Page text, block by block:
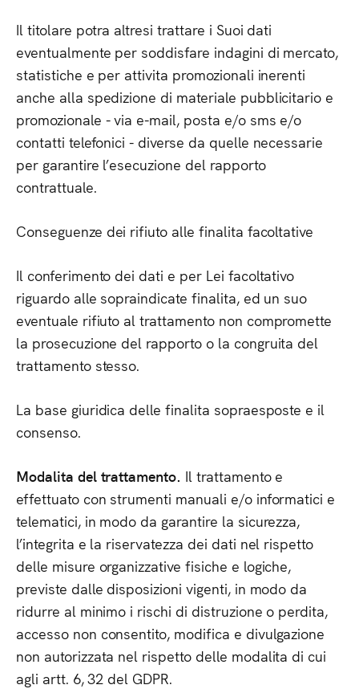
Il titolare potra altresi trattare i Suoi dati
eventualmente per soddisfare indagini di mercato,
statistiche e per attivita promozionali inerenti
anche alla spedizione di materiale pubblicitario e
promozionale - via e-mail, posta e/o sms e/o
contatti telefonici - diverse da quelle necessarie
per garantire l’esecuzione del rapporto
contrattuale.
Conseguenze dei rifiuto alle finalita facoltative
Il conferimento dei dati e per Lei facoltativo
riguardo alle sopraindicate finalita, ed un suo
eventuale rifiuto al trattamento non compromette
la prosecuzione del rapporto o la congruita del
trattamento stesso.
La base giuridica delle finalita sopraesposte e il
consenso.
Modalita del trattamento. Il trattamento e
effettuato con strumenti manuali e/o informatici e
telematici, in modo da garantire la sicurezza,
l’integrita e la riservatezza dei dati nel rispetto
delle misure organizzative fisiche e logiche,
previste dalle disposizioni vigenti, in modo da
ridurre al minimo i rischi di distruzione o perdita,
accesso non consentito, modifica e divulgazione
non autorizzata nel rispetto delle modalita di cui
agli artt. 6, 32 del GDPR.